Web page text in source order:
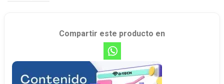
Compartir este producto en